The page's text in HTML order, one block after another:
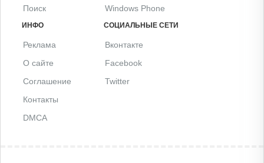
Поиск
Windows Phone
ИНФО
Реклама
О сайте
Соглашение
Контакты
DMCA
СОЦИАЛЬНЫЕ СЕТИ
Вконтакте
Facebook
Twitter